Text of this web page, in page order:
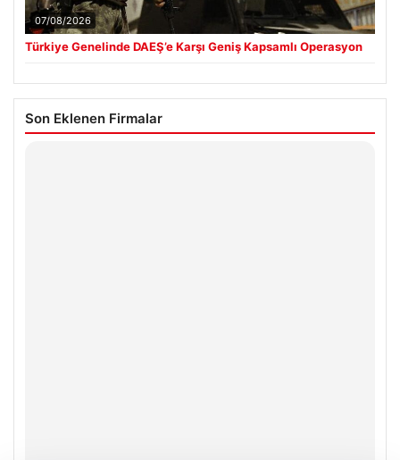
07/08/2026
Türkiye Genelinde DAEŞ’e Karşı Geniş Kapsamlı Operasyon
Son Eklenen Firmalar